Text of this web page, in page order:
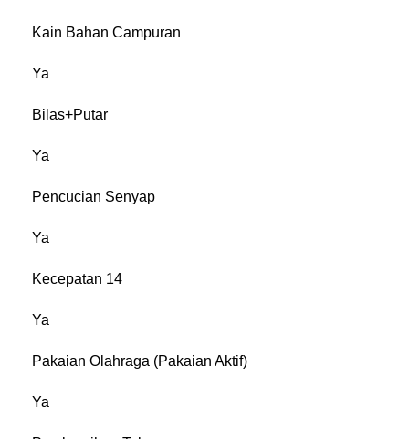
Kain Bahan Campuran
Ya
Bilas+Putar
Ya
Pencucian Senyap
Ya
Kecepatan 14
Ya
Pakaian Olahraga (Pakaian Aktif)
Ya